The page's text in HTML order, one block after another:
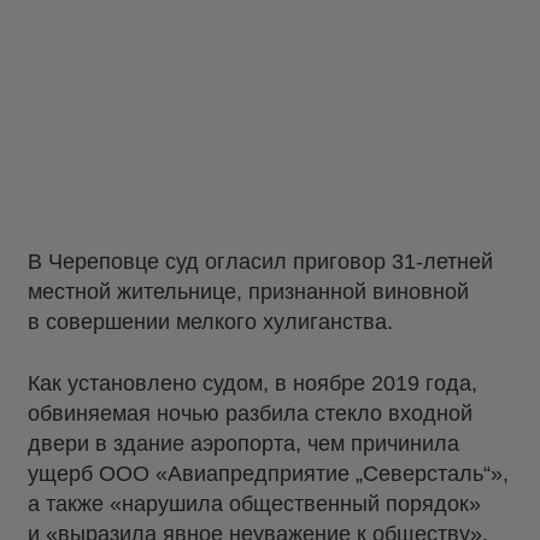
В Череповце суд огласил приговор 31-летней
местной жительнице, признанной виновной
в совершении мелкого хулиганства.
Как установлено судом, в ноябре 2019 года,
обвиняемая ночью разбила стекло входной
двери в здание аэропорта, чем причинила
ущерб ООО «Авиапредприятие „Северсталь“»,
а также «нарушила общественный порядок»
и «выразила явное неуважение к обществу».